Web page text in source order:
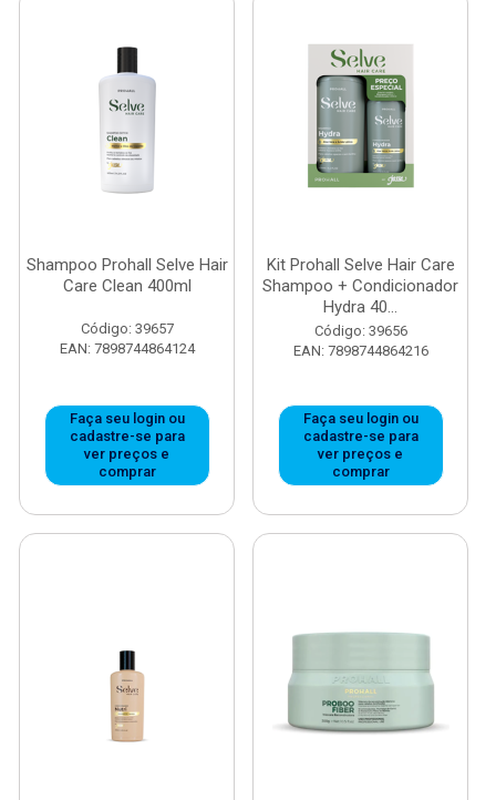
Shampoo Prohall Selve Hair
Care Clean 400ml
Código: 39657
EAN: 7898744864124
Faça seu login ou
cadastre-se para
ver preços e
comprar
Kit Prohall Selve Hair Care
Shampoo + Condicionador
Hydra 40...
Código: 39656
EAN: 7898744864216
Faça seu login ou
cadastre-se para
ver preços e
comprar